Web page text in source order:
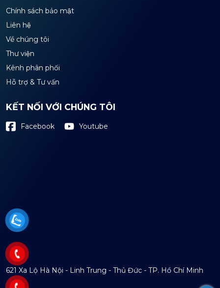
Chính sách bảo mật
Liên hệ
Về chúng tôi
Thư viện
Kênh phân phối
Hỗ trợ & Tư vấn
KẾT NỐI VỚI CHÚNG TÔI
Facebook Youtube
621 Xa Lộ Hà Nội - Linh Trung - Thủ Đức - TP. Hồ Chí Minh